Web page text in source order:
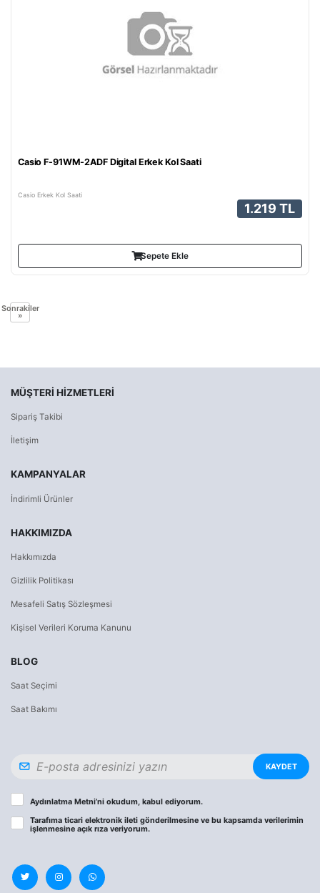
Casio F-91WM-2ADF Digital Erkek Kol Saati
Casio Erkek Kol Saati
1.219 TL
Sepete Ekle
Sonrakiler
»
MÜŞTERI HIZMETLERI
Sipariş Takibi
İletişim
KAMPANYALAR
İndirimli Ürünler
HAKKIMIZDA
Hakkımızda
Gizlilik Politikası
Mesafeli Satış Sözleşmesi
Kişisel Verileri Koruma Kanunu
BLOG
Saat Seçimi
Saat Bakımı
KAYDET
Aydınlatma Metni’ni okudum, kabul ediyorum.
Tarafıma ticari elektronik ileti gönderilmesine ve bu kapsamda verilerimin
işlenmesine açık rıza veriyorum.